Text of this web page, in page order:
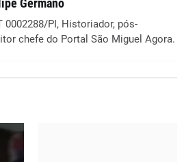
Germano
0002288/PI, Historiador, pós-
chefe do Portal São Miguel Agora.